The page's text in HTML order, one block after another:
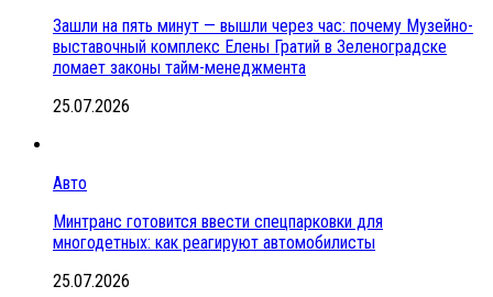
Зашли на пять минут — вышли через час: почему Музейно-
выставочный комплекс Елены Гратий в Зеленоградске
ломает законы тайм-менеджмента
25.07.2026
Авто
Минтранс готовится ввести спецпарковки для
многодетных: как реагируют автомобилисты
25.07.2026